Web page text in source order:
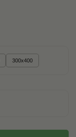
300x400